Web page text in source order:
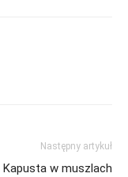
Następny artykuł
Kapusta w muszlach